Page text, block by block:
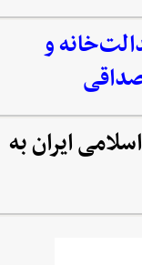
و
ایران به